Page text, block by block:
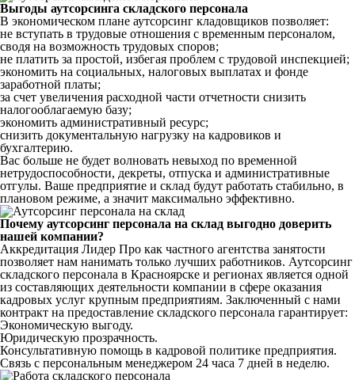
Выгоды аутсорсинга складского персонала
В экономическом плане аутсорсинг кладовщиков позволяет:
не вступать в трудовые отношения с временным персоналом,
сводя на возможность трудовых споров;
не платить за простой, избегая проблем с трудовой инспекцией;
экономить на социальных, налоговых выплатах и фонде
заработной платы;
за счет увеличения расходной части отчетности снизить
налогооблагаемую базу;
экономить административный ресурс;
снизить документальную нагрузку на кадровиков и
бухгалтерию.
Вас больше не будет волновать невыход по временной
нетрудоспособности, декреты, отпуска и административные
отгулы. Ваше предприятие и склад будут работать стабильно, в
плановом режиме, а значит максимально эффективно.
Почему аутсорсинг персонала на склад выгодно доверить
нашей компании?
Аккредитация Лидер Про как частного агентства занятости
позволяет нам нанимать только лучших работников. Аутсорсинг
складского персонала в Красноярске и регионах является одной
из составляющих деятельности компании в сфере оказания
кадровых услуг крупным предприятиям. Заключенный с нами
контракт на предоставление складского персонала гарантирует:
Экономическую выгоду.
Юридическую прозрачность.
Консультативную помощь в кадровой политике предприятия.
Связь с персональным менеджером 24 часа 7 дней в неделю.